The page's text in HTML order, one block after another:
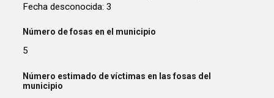
Fecha desconocida: 3
Número de fosas en el municipio
5
Número estimado de víctimas en las fosas del
municipio